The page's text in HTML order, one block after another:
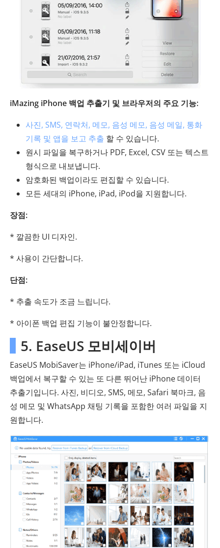
iMazing iPhone 백업 추출기 및 브라우저의 주요 기능:
사진, SMS, 연락처, 메모, 음성 메모, 음성 메일, 통화
기록 및 앱을 보고 추출 할 수 있습니다.
원시 파일을 복구하거나 PDF, Excel, CSV 또는 텍스트
형식으로 내보냅니다.
암호화된 백업이라도 편집할 수 있습니다.
모든 세대의 iPhone, iPad, iPod을 지원합니다.
장점:
* 깔끔한 UI 디자인.
* 사용이 간단합니다.
단점:
* 추출 속도가 조금 느립니다.
* 아이폰 백업 편집 기능이 불안정합니다.
5. EaseUS 모비세이버
EaseUS MobiSaver는 iPhone/iPad, iTunes 또는 iCloud
백업에서 복구할 수 있는 또 다른 뛰어난 iPhone 데이터
추출기입니다. 사진, 비디오, SMS, 메모, Safari 북마크, 음
성 메모 및 WhatsApp 채팅 기록을 포함한 여러 파일을 지
원합니다.